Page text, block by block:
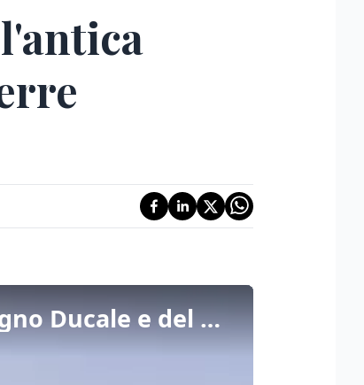
Trieste, a Miramare torna a rivivere l'antica bellezza del Bagno Ducale e del Parterre inferiore